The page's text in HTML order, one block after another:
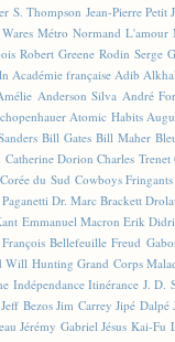
S. Thompson Jean-Pierre Petit
Métro Normand L'amour
Robert Greene Rodin Serge
Académie française Adib
Anderson Silva André
Atomic Habits
Bill Gates Bill Maher
Catherine Dorion Charles Trenet
Corée du Sud Cowboys Fringants
Dr. Marc Brackett
Emmanuel Macron Erik
François Bellefeuille Freud
Will Hunting Grand Corps
Indépendance Itinérance J. D.
Jeff Bezos Jim Carrey Jipé Dalpé
Jérémy Gabriel Jésus Kai-Fu